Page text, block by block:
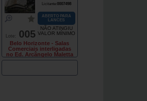
Lote: 005
Licitante:0007498
ABERTO PARA
LANCES
NÃO ATINGIU
VALOR MÍNIMO
Belo Horizonte - Salas
Comerciais interligadas
no Ed. Arcângelo Maletta